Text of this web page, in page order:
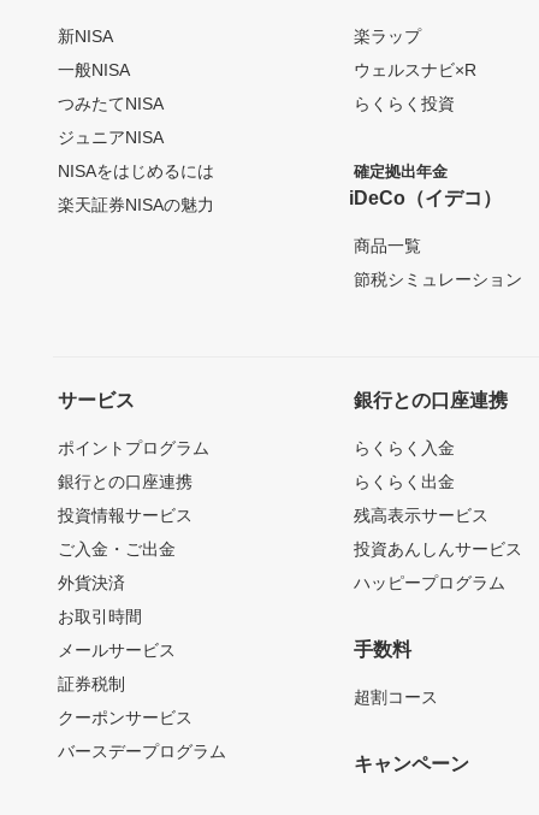
新NISA
一般NISA
つみたてNISA
ジュニアNISA
NISAをはじめるには
楽天証券NISAの魅力
楽ラップ
ウェルスナビ×R
らくらく投資
確定拠出年金
iDeCo（イデコ）
商品一覧
節税シミュレーション
サービス
ポイントプログラム
銀行との口座連携
投資情報サービス
ご入金・ご出金
外貨決済
お取引時間
メールサービス
証券税制
クーポンサービス
バースデープログラム
銀行との口座連携
らくらく入金
らくらく出金
残高表示サービス
投資あんしんサービス
ハッピープログラム
手数料
超割コース
キャンペーン